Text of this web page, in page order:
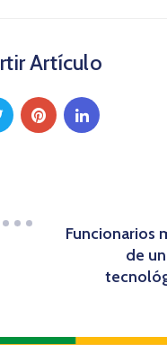
Artículo
Funcionarios
de